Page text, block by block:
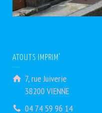
ATOUTS IMPRIM’
7, rue Juiverie
38200 VIENNE
04 74 59 96 14